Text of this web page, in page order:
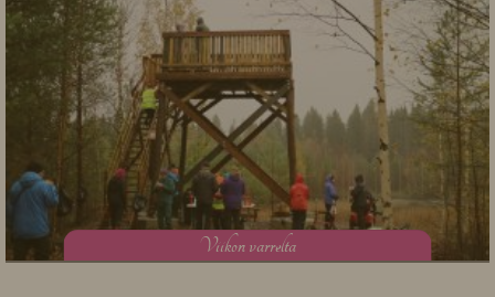
Viikon varrelta